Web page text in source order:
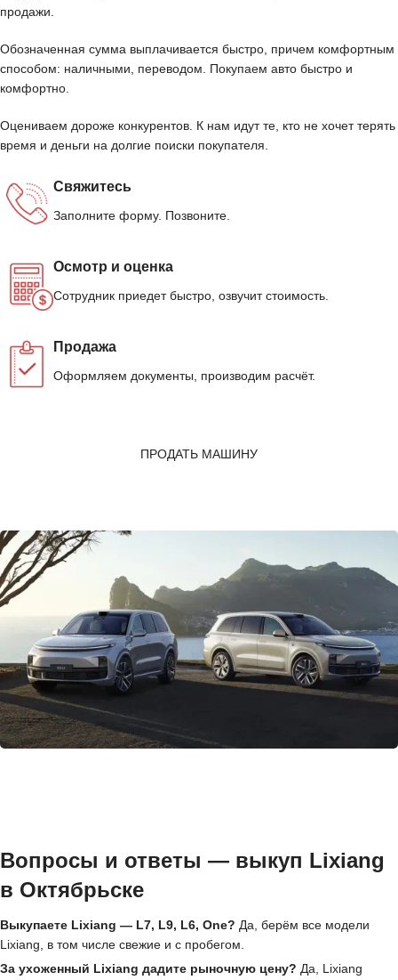
продажи.
Обозначенная сумма выплачивается быстро, причем комфортным
способом: наличными, переводом. Покупаем авто быстро и
комфортно.
Оцениваем дороже конкурентов. К нам идут те, кто не хочет терять
время и деньги на долгие поиски покупателя.
Свяжитесь
Заполните форму. Позвоните.
Осмотр и оценка
Сотрудник приедет быстро, озвучит стоимость.
Продажа
Оформляем документы, производим расчёт.
ПРОДАТЬ МАШИНУ
Вопросы и ответы — выкуп Lixiang
в Октябрьске
Выкупаете Lixiang — L7, L9, L6, One? Да, берём все модели
Lixiang, в том числе свежие и с пробегом.
За ухоженный Lixiang дадите рыночную цену? Да, Lixiang